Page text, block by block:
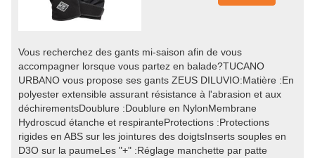
Vous recherchez des gants mi-saison afin de vous
accompagner lorsque vous partez en balade?TUCANO
URBANO vous propose ses gants ZEUS DILUVIO:Matière :En
polyester extensible assurant résistance à l'abrasion et aux
déchirementsDoublure :Doublure en NylonMembrane
Hydroscud étanche et respiranteProtections :Protections
rigides en ABS sur les jointures des doigtsInserts souples en
D3O sur la paumeLes "+" :Réglage manchette par patte